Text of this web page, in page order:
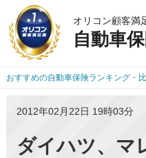
オリコン顧客満
自動車
おすすめの自動車保険ランキング・
2012年02月22日 19時03分
ダイハツ、マ